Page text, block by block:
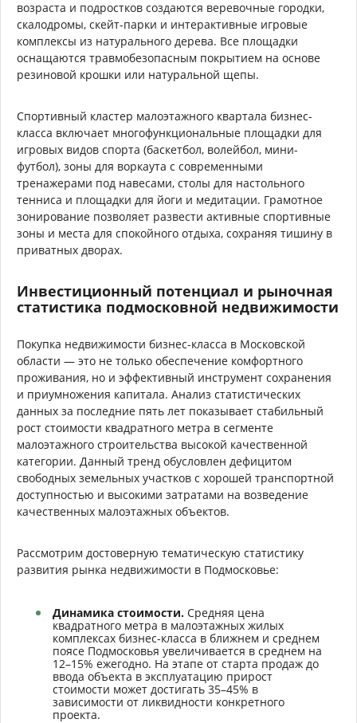
возраста и подростков создаются веревочные городки,
скалодромы, скейт-парки и интерактивные игровые
комплексы из натурального дерева. Все площадки
оснащаются травмобезопасным покрытием на основе
резиновой крошки или натуральной щепы.
Спортивный кластер малоэтажного квартала бизнес-
класса включает многофункциональные площадки для
игровых видов спорта (баскетбол, волейбол, мини-
футбол), зоны для воркаута с современными
тренажерами под навесами, столы для настольного
тенниса и площадки для йоги и медитации. Грамотное
зонирование позволяет развести активные спортивные
зоны и места для спокойного отдыха, сохраняя тишину в
приватных дворах.
Инвестиционный потенциал и рыночная
статистика подмосковной недвижимости
Покупка недвижимости бизнес-класса в Московской
области — это не только обеспечение комфортного
проживания, но и эффективный инструмент сохранения
и приумножения капитала. Анализ статистических
данных за последние пять лет показывает стабильный
рост стоимости квадратного метра в сегменте
малоэтажного строительства высокой качественной
категории. Данный тренд обусловлен дефицитом
свободных земельных участков с хорошей транспортной
доступностью и высокими затратами на возведение
качественных малоэтажных объектов.
Рассмотрим достоверную тематическую статистику
развития рынка недвижимости в Подмосковье:
Динамика стоимости. Средняя цена
квадратного метра в малоэтажных жилых
комплексах бизнес-класса в ближнем и среднем
поясе Подмосковья увеличивается в среднем на
12–15% ежегодно. На этапе от старта продаж до
ввода объекта в эксплуатацию прирост
стоимости может достигать 35–45% в
зависимости от ликвидности конкретного
проекта.